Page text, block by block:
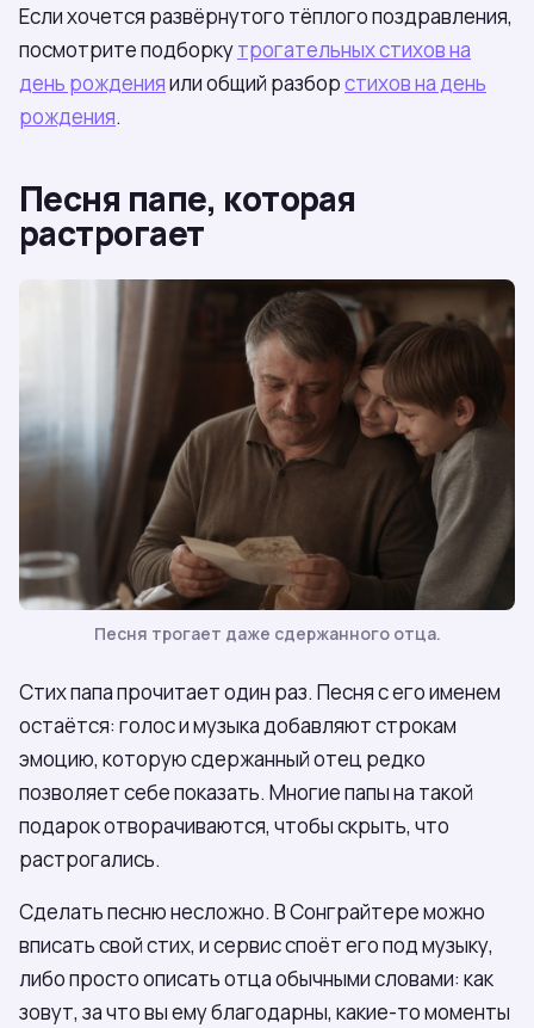
Если хочется развёрнутого тёплого поздравления,
посмотрите подборкутрогательных стихов на
день рожденияили общий разборстихов на день
рождения.
Песня папе, которая
растрогает
Песня трогает даже сдержанного отца.
Стих папа прочитает один раз. Песня с его именем
остаётся: голос и музыка добавляют строкам
эмоцию, которую сдержанный отец редко
позволяет себе показать. Многие папы на такой
подарок отворачиваются, чтобы скрыть, что
растрогались.
Сделать песню несложно. В Сонграйтере можно
вписать свой стих, и сервис споёт его под музыку,
либо просто описать отца обычными словами: как
зовут, за что вы ему благодарны, какие-то моменты